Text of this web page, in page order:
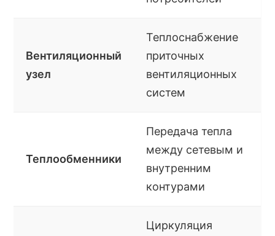
Вентиляционный
узел
Теплоснабжение
приточных
вентиляционных
систем
Теплообменники
Передача тепла
между сетевым и
внутренним
контурами
Циркуляция